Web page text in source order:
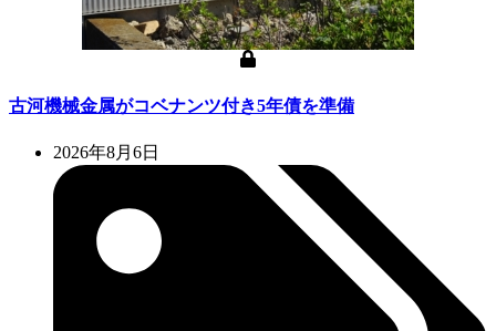
古河機械金属がコベナンツ付き5年債を準備
2026年8月6日